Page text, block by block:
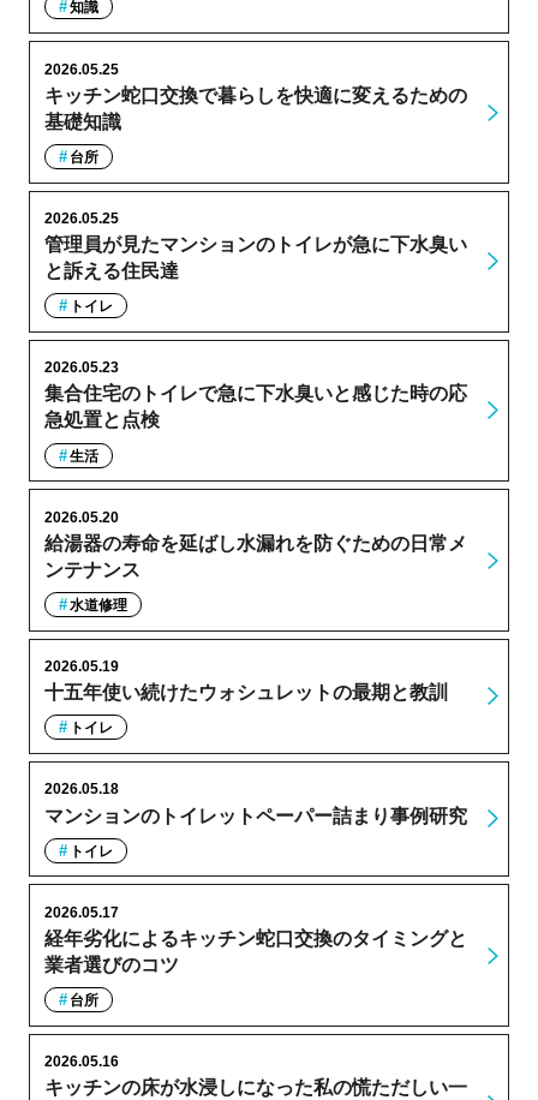
知識
キッチン蛇口交換で暮らしを快適に変えるための
基礎知識
2026.05.25
台所
管理員が見たマンションのトイレが急に下水臭い
と訴える住民達
2026.05.25
トイレ
集合住宅のトイレで急に下水臭いと感じた時の応
急処置と点検
2026.05.23
生活
給湯器の寿命を延ばし水漏れを防ぐための日常メ
ンテナンス
2026.05.20
水道修理
十五年使い続けたウォシュレットの最期と教訓
2026.05.19
トイレ
マンションのトイレットペーパー詰まり事例研究
2026.05.18
トイレ
経年劣化によるキッチン蛇口交換のタイミングと
業者選びのコツ
2026.05.17
台所
キッチンの床が水浸しになった私の慌ただしい一
2026.05.16